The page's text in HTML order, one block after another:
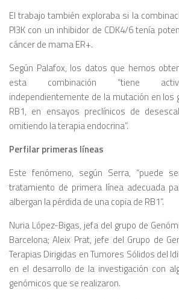
El trabajo también exploraba si la
PI3K con un inhibidor de CDK4/6 tenía
cáncer de mama ER+.
Según Palafox, los datos que hemos
esta combinación “tiene
independientemente de la mutación en los
RB1, en ensayos preclínicos de
omitiendo la terapia endocrina”.
Perfilar primeras líneas
Este fenómeno, según Serra, “puede
tratamiento de primera línea adecuada
albergan la pérdida de una copia de RB1”.
Nuria López-Bigas, jefa del grupo de
Barcelona; Aleix Prat, jefe del Grupo de
Terapias Dirigidas en Tumores Sólidos del
en el desarrollo de la investigación con
genómicos que se realizaron.